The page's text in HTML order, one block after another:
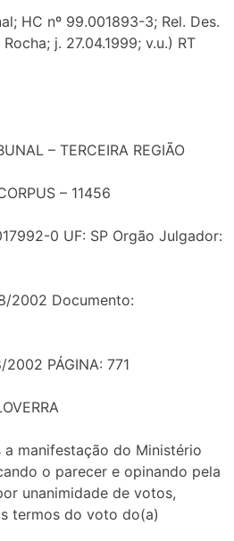
HC nº 99.001893-3; Rel. Des.
j. 27.04.1999; v.u.) RT
– TERCEIRA REGIÃO
– 11456
0 UF: SP Orgão Julgador:
2002 Documento:
PÁGINA: 771
a manifestação do Ministério
o parecer e opinando pela
unanimidade de votos,
termos do voto do(a)